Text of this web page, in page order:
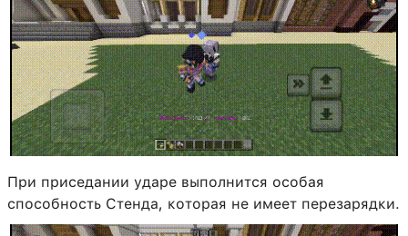
При приседании ударе выполнится особая
способность Стенда, которая не имеет перезарядки.